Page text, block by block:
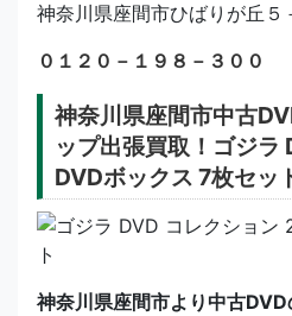
神奈川県座間市ひばりが丘５
０１２０－１９８－３００
神奈川県座間市中古
ップ出張買取！ゴジラ
DVDボックス 7枚セッ
神奈川県座間市より中古